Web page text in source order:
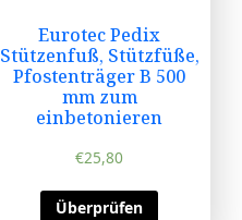
Eurotec Pedix
Stützenfuß, Stützfüße,
Pfostenträger B 500
mm zum
einbetonieren
€25,80
Überprüfen